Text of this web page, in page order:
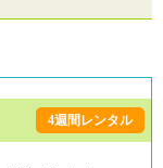
4週間レンタル